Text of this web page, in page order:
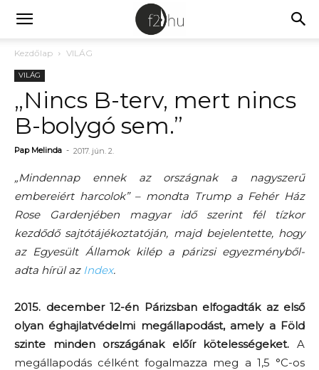
Kezdőlap VILÁG
VILÁG
„Nincs B-terv, mert nincs
B-bolygó sem.”
Pap Melinda - 2017. jún. 2.
„Mindennap ennek az országnak a nagyszerű
embereiért harcolok” – mondta Trump a Fehér Ház
Rose Gardenjében magyar idő szerint fél tízkor
kezdődő sajtótájékoztatóján, majd bejelentette, hogy
az Egyesült Államok kilép a párizsi egyezményből-
adta hírül az Index.
2015. december 12-én Párizsban elfogadták az első
olyan éghajlatvédelmi megállapodást, amely a Föld
szinte minden országának előír kötelességeket. A
megállapodás célként fogalmazza meg a 1,5 °C-os